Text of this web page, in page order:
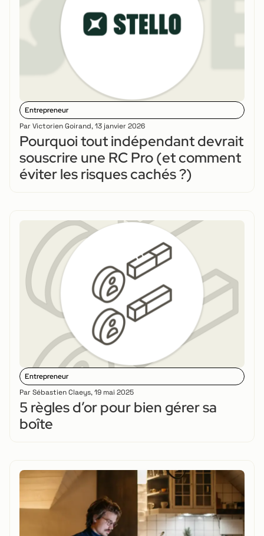
Entrepreneur
Par Victorien Goirand,13 janvier 2026
Pourquoi tout indépendant devrait
souscrire une RC Pro (et comment
éviter les risques cachés ?)
Entrepreneur
Par Sébastien Claeys,19 mai 2025
5 règles d’or pour bien gérer sa
boîte